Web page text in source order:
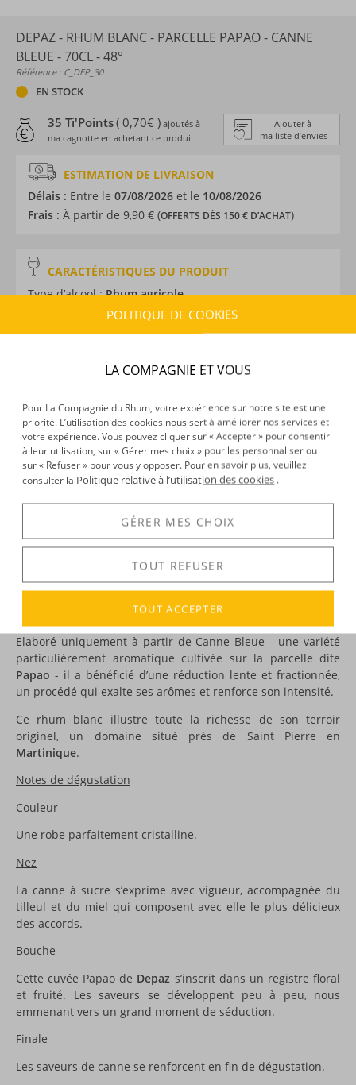
DEPAZ - RHUM BLANC - PARCELLE PAPAO - CANNE
BLEUE - 70CL - 48°
Référence : C_DEP_30
EN STOCK
Ajouter à
ma liste d’envies
35 Ti'Points( 0,70€ ) ajoutés à
ma cagnotte en achetant ce produit
ESTIMATION DE LIVRAISON
Délais : Entre le 07/08/2026 et le 10/08/2026
Frais : À partir de 9,90 € (OFFERTS DÈS 150 € D’ACHAT)
CARACTÉRISTIQUES DU PRODUIT
Type d’alcool :Rhum agricole
Martinique
Label :AOC
Médailles :Argent 2025 au Concours Général Agricole
de Paris
DÉCOUVERTE
DESCRIPTION
rhum parcellairede la Maison Depaz !
Elaboré uniquement à partir de Canne Bleue - une variété
particulièrement aromatique cultivée sur la parcelle dite
Papao - il a bénéficié d’une réduction lente et fractionnée,
un procédé qui exalte ses arômes et renforce son intensité.
Ce rhum blanc illustre toute la richesse de son terroir
originel, un domaine situé près de Saint Pierre en
Martinique.
Notes de dégustation
Couleur
Une robe parfaitement cristalline.
Nez
La canne à sucre s’exprime avec vigueur, accompagnée du
tilleul et du miel qui composent avec elle le plus délicieux
des accords.
Bouche
Cette cuvée Papao de Depaz s’inscrit dans un registre floral
et fruité. Les saveurs se développent peu à peu, nous
emmenant vers un grand moment de séduction.
Finale
Les saveurs de canne se renforcent en fin de dégustation.
POLITIQUE DE COOKIES
LA COMPAGNIE ET VOUS
Pour La Compagnie du Rhum, votre expérience sur notre site est une
priorité. L’utilisation des cookies nous sert à améliorer nos services et
votre expérience. Vous pouvez cliquer sur « Accepter » pour consentir
à leur utilisation, sur « Gérer mes choix » pour les personnaliser ou
sur « Refuser » pour vous y opposer. Pour en savoir plus, veuillez
consulter la Politique relative à l’utilisation des cookies .
GÉRER MES CHOIX
TOUT REFUSER
TOUT ACCEPTER